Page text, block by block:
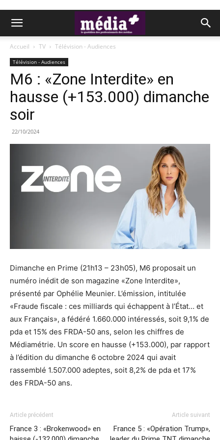
Accueil TV Télévision - Audiences
Télévision - Audiences
M6 : «Zone Interdite» en
hausse (+153.000) dimanche
soir
22/10/2024
Dimanche en Prime (21h13 – 23h05), M6 proposait un
numéro inédit de son magazine «Zone Interdite»,
présenté par Ophélie Meunier. L’émission, intitulée
«Fraude fiscale : ces milliards qui échappent à l’État… et
aux Français», a fédéré 1.660.000 intéressés, soit 9,1% de
pda et 15% des FRDA-50 ans, selon les chiffres de
Médiamétrie. Un score en hausse (+153.000), par rapport
à l’édition du dimanche 6 octobre 2024 qui avait
rassemblé 1.507.000 adeptes, soit 8,2% de pda et 17%
des FRDA-50 ans.
Article précédent
France 3 : «Brokenwood» en
Article suivant
France 5 : «Opération Trump»,